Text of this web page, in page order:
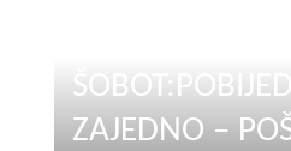
ZAJEDNO –